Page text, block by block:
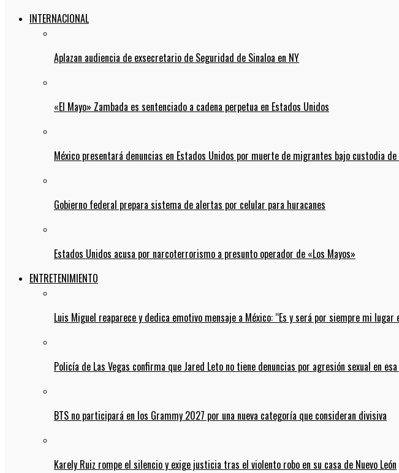
INTERNACIONAL
Aplazan audiencia de exsecretario de Seguridad de Sinaloa en NY
«El Mayo» Zambada es sentenciado a cadena perpetua en Estados Unidos
México presentará denuncias en Estados Unidos por muerte de migrantes bajo custodia de
Gobierno federal prepara sistema de alertas por celular para huracanes
Estados Unidos acusa por narcoterrorismo a presunto operador de «Los Mayos»
ENTRETENIMIENTO
Luis Miguel reaparece y dedica emotivo mensaje a México: “Es y será por siempre mi lugar
Policía de Las Vegas confirma que Jared Leto no tiene denuncias por agresión sexual en
BTS no participará en los Grammy 2027 por una nueva categoría que consideran divisiva
Karely Ruiz rompe el silencio y exige justicia tras el violento robo en su casa de Nuevo León